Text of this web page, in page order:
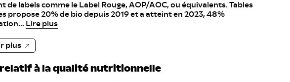
E 1201 Polyvinylpyrrolidone
E 621
de labels comme le Label Rouge, AOP/AOC, ou équivalents. Tables
propose 20% de bio depuis 2019 et a atteint en 2023, 48%
Lire plus
plus
à la qualité nutritionnelle